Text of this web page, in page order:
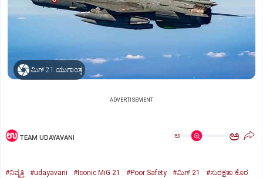
ಮಿಗ್‌ 21 ಯುಗಾಂತ್ಯ
ADVERTISEMENT
TEAM UDAYAVANI ಅ ಅ
#ನಿವೃತ್ತಿ #udayavani #Iconic MiG 21 #Poor Safety #ಮಿಗ್‌ 21
#ಸುರಕ್ಷತಾ ಕೊರ